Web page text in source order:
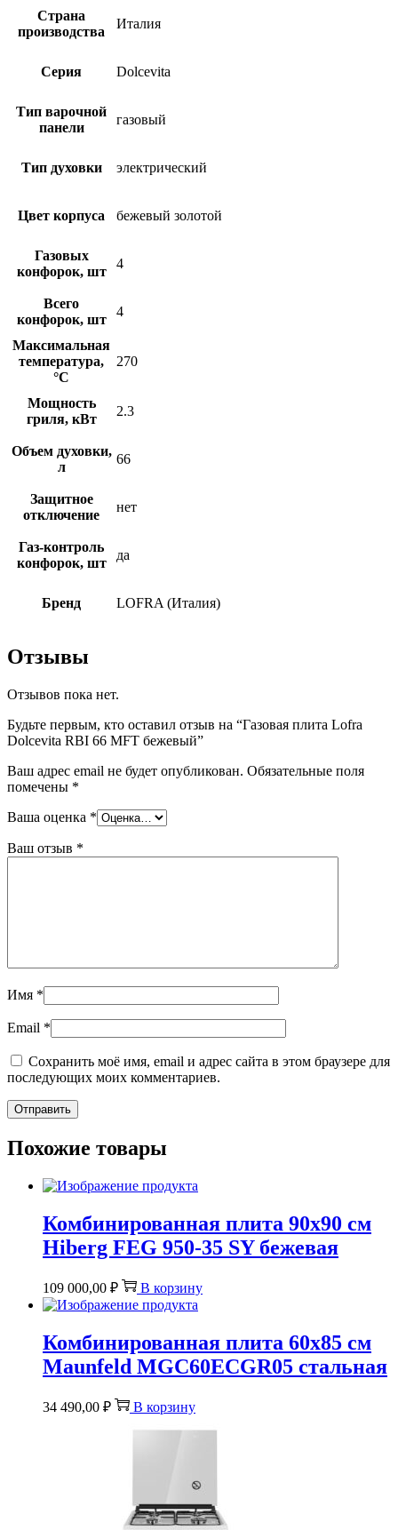
Страна
производства
Италия
Серия Dolcevita
Тип варочной
панели
газовый
Тип духовки электрический
Цвет корпуса бежевый золотой
Газовых
конфорок, шт
4
Всего
конфорок, шт
4
Максимальная
температура,
°С
270
Мощность
гриля, кВт
2.3
Объем духовки,
л
66
Защитное
отключение
нет
Газ-контроль
конфорок, шт
да
Бренд LOFRA (Италия)
Отзывы
Отзывов пока нет.
Будьте первым, кто оставил отзыв на “Газовая плита Lofra
Dolcevita RBI 66 MFT бежевый”
Ваш адрес email не будет опубликован. Обязательные поля
помечены *
Ваша оценка *
Ваш отзыв *
Имя *
Email *
Сохранить моё имя, email и адрес сайта в этом браузере для
последующих моих комментариев.
Похожие товары
Комбинированная плита 90х90 см
Hiberg FEG 950-35 SY бежевая
109 000,00 ₽ В корзину
Комбинированная плита 60х85 см
Maunfeld MGC60ECGR05 стальная
34 490,00 ₽ В корзину